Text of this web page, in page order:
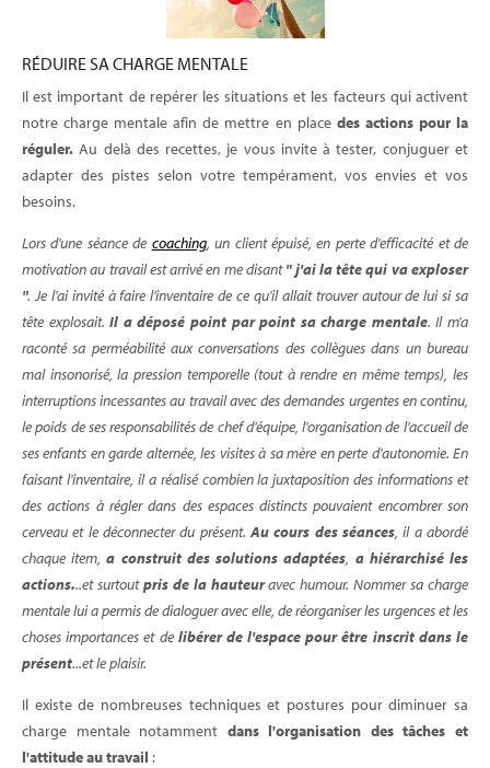
RÉDUIRE SA CHARGE MENTALE
Il est important de repérer les situations et les facteurs qui activent
notre charge mentale afin de mettre en place des actions pour la
réguler.Au delà des recettes, je vous invite à tester, conjuguer et
adapter des pistes selon votre tempérament, vos envies et vos
besoins.
Lors d'une séance de coaching, un clientépuisé, en perte d'efficacité et de
motivation au travail est arrivé en me disant" j'ai la tête qui va exploser
". Je l'ai invité à faire l'inventaire de ce qu'il allait trouver autour de lui si sa
tête explosait.Il a déposé point par point sa charge mentale. Il m'a
raconté sa perméabilité aux conversations des collègues dans un bureau
mal insonorisé, la pression temporelle (tout à rendre en même temps), les
interruptions incessantes au travail avec des demandes urgentes en continu,
le poids de ses responsabilités de chef d'équipe, l'organisation de l'accueil de
ses enfants en garde alternée, les visites à sa mère en perte d'autonomie. En
faisant l'inventaire, il a réalisé combien la juxtaposition des informations et
des actions à régler dans des espaces distincts pouvaient encombrer son
cerveau et le déconnecter du présent.Au cours des séances, il a abordé
chaque item,a construit des solutions adaptées, a hiérarchisé les
actions...et surtoutpris de la hauteuravec humour. Nommer sa charge
mentale lui a permis de dialoguer avec elle, de réorganiser les urgences et les
choses importances et de libérer de l'espace pour être inscrit dans le
présent...et le plaisir.
Il existe de nombreuses techniques et postures pour diminuer sa
charge mentale notamment dans l'organisation des tâches et
l'attitude au travail :